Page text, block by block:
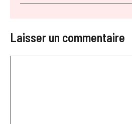
Laisser un commentaire